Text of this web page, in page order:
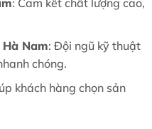
: Cam kết chất lượng cao,
Nam: Đội ngũ kỹ thuật
chóng.
khách hàng chọn sản